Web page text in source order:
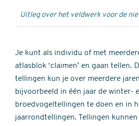
Uitleg over het veldwerk voor de
Je kunt als individu of met
atlasblok ‘claimen’ en gaan tellen.
tellingen kun je over meerdere
bijvoorbeeld in één jaar de winter-
broedvogeltellingen te doen en in
jaarrondtellingen. Tellingen